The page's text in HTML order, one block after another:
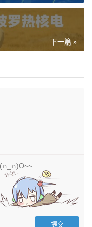
下一篇 »